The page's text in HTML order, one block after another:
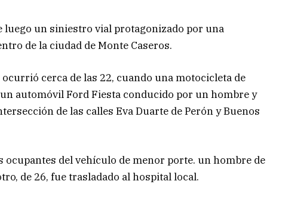
un siniestro vial protagonizado por una
de la ciudad de Monte Caseros.
cerca de las 22, cuando una motocicleta de
automóvil Ford Fiesta conducido por un hombre y
de las calles Eva Duarte de Perón y Buenos
ocupantes del vehículo de menor porte. un hombre de
de 26, fue trasladado al hospital local.